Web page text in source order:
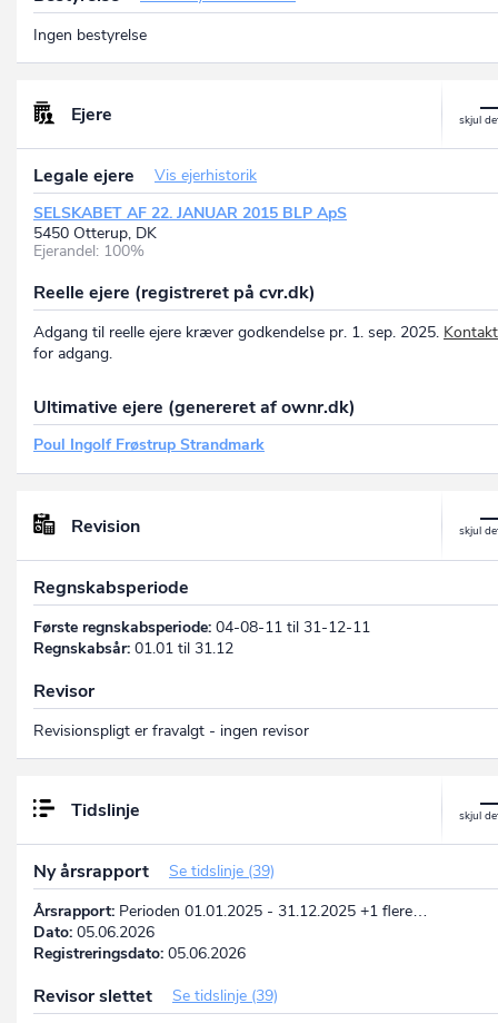
Ingen bestyrelse
Ejere
Legale ejere
Vis ejerhistorik
SELSKABET AF 22. JANUAR 2015 BLP ApS
5450 Otterup, DK
Ejerandel: 100%
Reelle ejere (registreret på cvr.dk)
Adgang til reelle ejere kræver godkendelse pr. 1. sep. 2025.
for adgang.
Ultimative ejere (genereret af ownr.dk)
Poul Ingolf Frøstrup Strandmark
Revision
Regnskabsperiode
Første regnskabsperiode: 04-08-11 til 31-12-11
Regnskabsår: 01.01 til 31.12
Revisor
Revisionspligt er fravalgt - ingen revisor
Tidslinje
Ny årsrapport
Se tidslinje (39)
Årsrapport: Perioden 01.01.2025 - 31.12.2025 +1 flere…
Dato: 05.06.2026
Registreringsdato: 05.06.2026
Revisor slettet
Se tidslinje (39)